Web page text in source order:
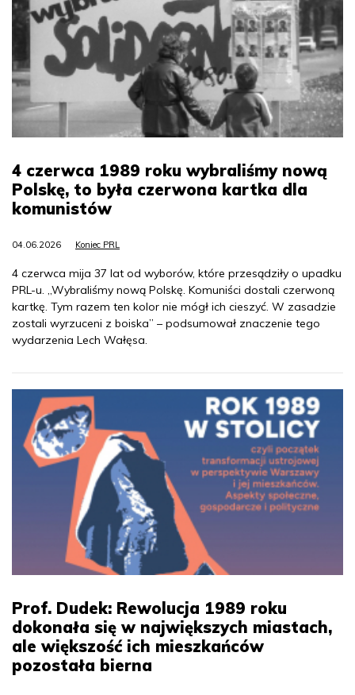
4 czerwca 1989 roku wybraliśmy nową
Polskę, to była czerwona kartka dla
komunistów
04.06.2026 Koniec PRL
4 czerwca mija 37 lat od wyborów, które przesądziły o upadku
PRL-u. „Wybraliśmy nową Polskę. Komuniści dostali czerwoną
kartkę. Tym razem ten kolor nie mógł ich cieszyć. W zasadzie
zostali wyrzuceni z boiska” – podsumował znaczenie tego
wydarzenia Lech Wałęsa.
Prof. Dudek: Rewolucja 1989 roku
dokonała się w największych miastach,
ale większość ich mieszkańców
pozostała bierna